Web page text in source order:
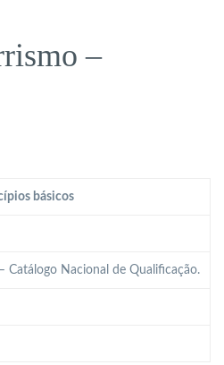
–
básicos
Nacional de Qualificação.